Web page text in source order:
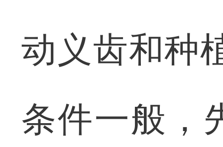
动义齿和种
条件一般，